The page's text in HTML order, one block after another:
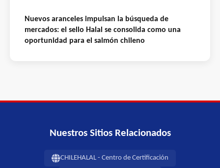
Nuevos aranceles impulsan la búsqueda de
mercados: el sello Halal se consolida como una
oportunidad para el salmón chileno
Nuestros Sitios Relacionados
CHILEHALAL - Centro de Certificación